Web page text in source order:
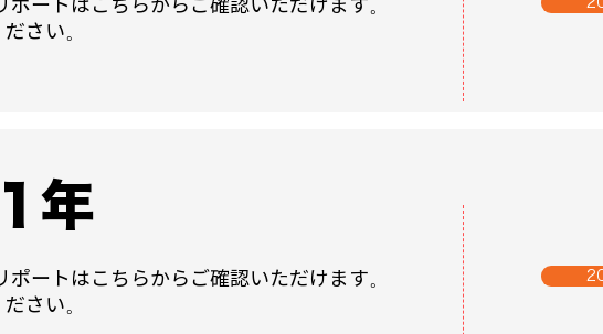
ポートはこちらからご確認いただけます。
さい。
年
ポートはこちらからご確認いただけます。
さい。